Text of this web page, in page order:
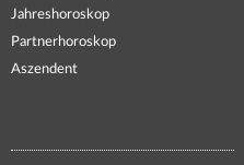
Jahreshoroskop
Partnerhoroskop
Aszendent